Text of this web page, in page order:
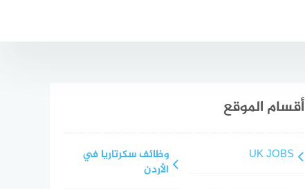
أقسام الموقع
UK JOBS
وظائف سكرتاريا في
الأردن